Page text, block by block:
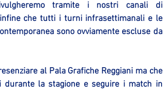
tramite i nostri canali di
infine che tutti i turni infrasettimanali e le
sono ovviamente escluse da
al Pala Grafiche Reggiani ma che
durante la stagione e seguire i match in